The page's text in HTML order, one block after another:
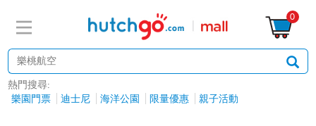
0
熱門搜尋:
樂園門票
迪士尼 海洋公園 限量優惠 親子活動